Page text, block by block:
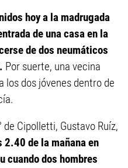
hoy a la madrugada
de una casa en la
de dos neumáticos
Por suerte, una vecina
los dos jóvenes dentro de
Cipolletti, Gustavo Ruíz,
2.40 de la mañana en
cuando dos hombres